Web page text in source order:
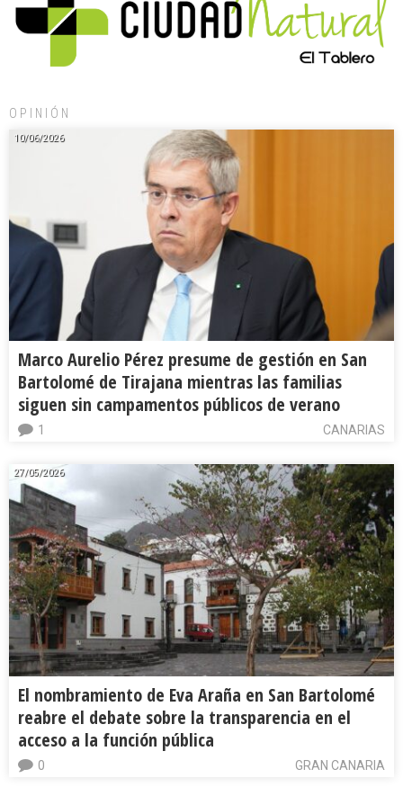
OPINIÓN
10/06/2026
Marco Aurelio Pérez presume de gestión en San
Bartolomé de Tirajana mientras las familias
siguen sin campamentos públicos de verano
CANARIAS
1
27/05/2026
El nombramiento de Eva Araña en San Bartolomé
reabre el debate sobre la transparencia en el
acceso a la función pública
GRAN CANARIA
0